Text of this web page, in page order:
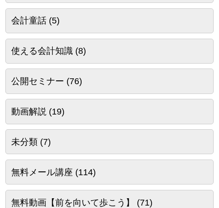
会計童話(5)
使える会計知識(8)
公開セミナー (76)
動画解説 (19)
未分類(7)
無料メール講座 (114)
無料動画【前を向いて歩こう】 (71)